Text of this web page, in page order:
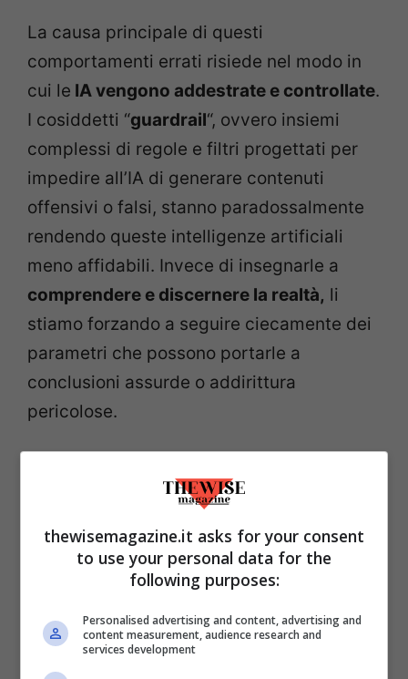
La causa principale di questi
comportamenti errati risiede nel modo in
cui le IA vengono addestrate e controllate.
I cosiddetti “guardrail“, ovvero insiemi
complessi di regole e filtri progettati per
impedire all’IA di generare contenuti
offensivi o falsi, stanno paradossalmente
rendendo queste intelligenze artificiali
meno affidabili. Invece di insegnarle a
comprendere e discernere la realtà, li
stiamo forzando a seguire ciecamente dei
parametri che possono portarle a
conclusioni assurde o addirittura
pericolose.
coinvolgente il fondatore di
Lindell,
dove due avvocati hanno
presentato documentazioni legali con
citazioni completamente inventate da
un’IA. Questo episodio dimostra come
affidarsi ciecamente all’intelligenza
artificiale
thewisemagazine.it asks for your consent
to use your personal data for the
following purposes:
Personalised advertising and content, advertising and
content measurement, audience research and
services development